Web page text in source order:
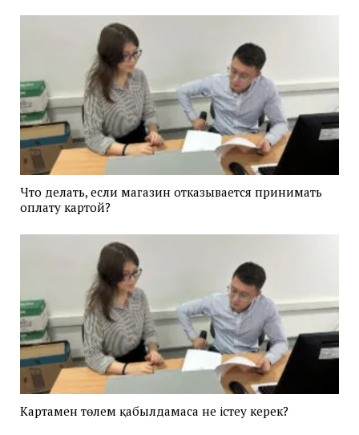
Что делать, если магазин отказывается принимать
оплату картой?
Картамен төлем қабылдамаса не істеу керек?